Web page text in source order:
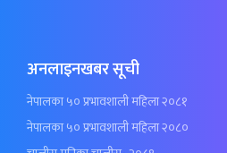
अनलाइनखबर सूची
नेपालका ५० प्रभावशाली महिला २०८१
नेपालका ५० प्रभावशाली महिला २०८०